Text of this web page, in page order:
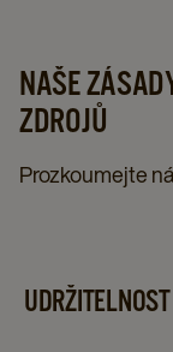
NAŠE
ZDROJŮ
Prozkoumejte